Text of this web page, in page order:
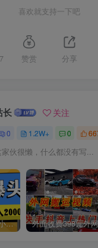
喜欢就支持一下吧
赞赏 分享
长 关注
0 1.2W+ 0
家伙很懒，什么都没有写...
AI起号撸爆头条，小白也能操作，日入2000+